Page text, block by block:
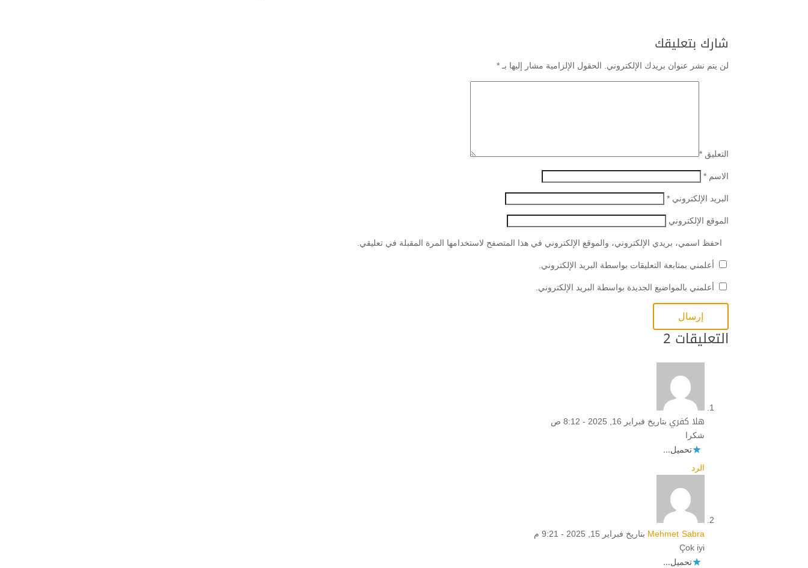
شارك بتعليقك
لن يتم نشر عنوان بريدك الإلكتروني. الحقول الإلزامية مشار إليها بـ *
التعليق *
الاسم *
البريد الإلكتروني *
الموقع الإلكتروني
احفظ اسمي، بريدي الإلكتروني، والموقع الإلكتروني في هذا المتصفح لاستخدامها المرة المقبلة في تعليقي.
أعلمني بمتابعة التعليقات بواسطة البريد الإلكتروني.
أعلمني بالمواضيع الجديدة بواسطة البريد الإلكتروني.
التعليقات 2
هلا كفري بتاريخ فبراير 16, 2025 - 8:12 ص
شكرا
تحميل...
الرد
Mehmet Sabra بتاريخ فبراير 15, 2025 - 9:21 م
Çok iyi
تحميل...